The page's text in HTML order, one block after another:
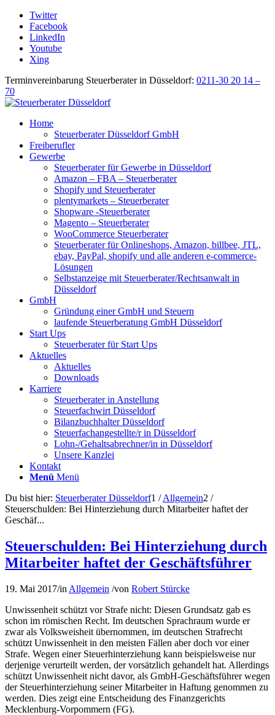
Twitter
Facebook
LinkedIn
Youtube
Xing
Terminvereinbarung Steuerberater in Düsseldorf: 0211-30 20 14 –
70
Home
Steuerberater Düsseldorf GmbH
Freiberufler
Gewerbe
Steuerberater für Gewerbe in Düsseldorf
Amazon – FBA – Steuerberater
Shopify und Steuerberater
plentymarkets – Steuerberater
Shopware -Steuerberater
Magento – Steuerberater
WooCommerce Steuerberater
Steuerberater für Onlineshops, Amazon, billbee, JTL,
ebay, PayPal, shopify und alle anderen e-commerce-
Lösungen
Selbstanzeige mit Steuerberater/Rechtsanwalt in
Düsseldorf
GmbH
Gründung einer GmbH und Steuern
laufende Steuerberatung GmbH Düsseldorf
Start Ups
Steuerberater für Start Ups
Aktuelles
Aktuelles
Downloads
Karriere
Steuerberater in Anstellung
Steuerfachwirt Düsseldorf
Bilanzbuchhalter Düsseldorf
Steuerfachangestellte/r in Düsseldorf
Lohn-/Gehaltsabrechner/in in Düsseldorf
Unsere Kanzlei
Kontakt
Menü Menü
Du bist hier: Steuerberater Düsseldorf1 / Allgemein2 /
Steuerschulden: Bei Hinterziehung durch Mitarbeiter haftet der
Geschäf...
Steuerschulden: Bei Hinterziehung durch
Mitarbeiter haftet der Geschäftsführer
19. Mai 2017/in Allgemein /von Robert Stürcke
Unwissenheit schützt vor Strafe nicht: Diesen Grundsatz gab es
schon im römischen Recht. Im deutschen Sprachraum wurde er
zwar als Volksweisheit übernommen, im deutschen Strafrecht
schützt Unwissenheit in den meisten Fällen aber doch vor einer
Strafe. Wegen einer Steuerhinterziehung kann beispielsweise nur
derjenige verurteilt werden, der vorsätzlich gehandelt hat. Allerdings
schützt Unwissenheit nicht davor, als GmbH-Geschäftsführer wegen
der Steuerhinterziehung seiner Mitarbeiter in Haftung genommen zu
werden. Dies zeigt eine Entscheidung des Finanzgerichts
Mecklenburg-Vorpommern (FG).